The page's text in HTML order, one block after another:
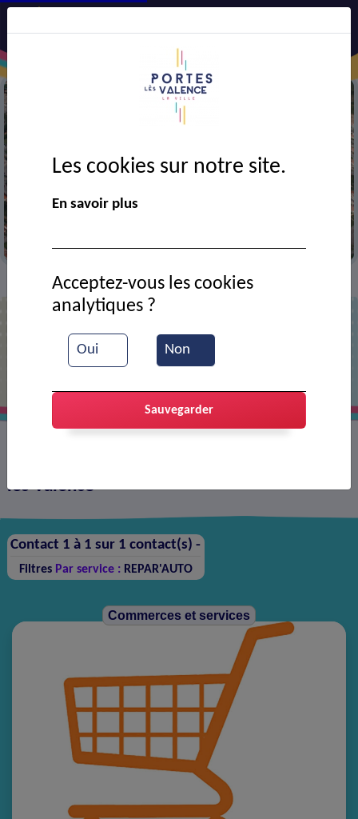
> Annuaire
Liste des contacts
lès-Valence
Contact 1 à 1 sur 1 contact(s) -
Filtres Par service : REPAR'AUTO
Commerces et services
Les cookies sur notre site.
En savoir plus
Oui Non
Acceptez-vous les cookies
analytiques ?
Sauvegarder